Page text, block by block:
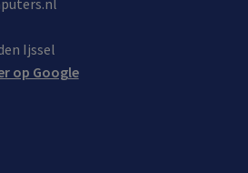
Ijssel
op Google